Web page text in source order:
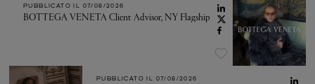
PUBBLICATO IL 07/08/2026
BOTTEGA VENETA Client Advisor, NY Flagship
PUBBLICATO IL 07/08/2026